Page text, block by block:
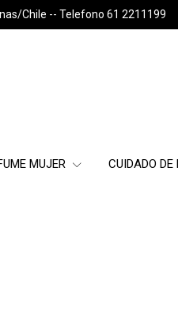
Chile -- Telefono 61 2211199
MUJER CUIDADO